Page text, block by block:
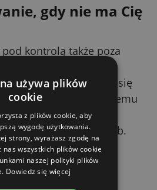
gdy nie ma Cię
kontrolą także poza
modułu łączności
jednostką steruje się
Kerbl-Welt. Dzięki temu
i zmieniać
w zależności od potrzeb.
do
używa plików
cookie
z plików cookie, aby
wygodę użytkowania.
strony, wyrażasz zgodę na
nas wszystkich plików cookie
naszej polityki plików
Dowiedz się więcej